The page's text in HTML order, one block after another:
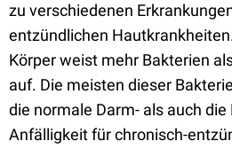
zu verschiedenen
entzündlichen
Körper weist mehr Bakterien
auf. Die meisten dieser
die normale Darm- als auch
Anfälligkeit für chronisch-